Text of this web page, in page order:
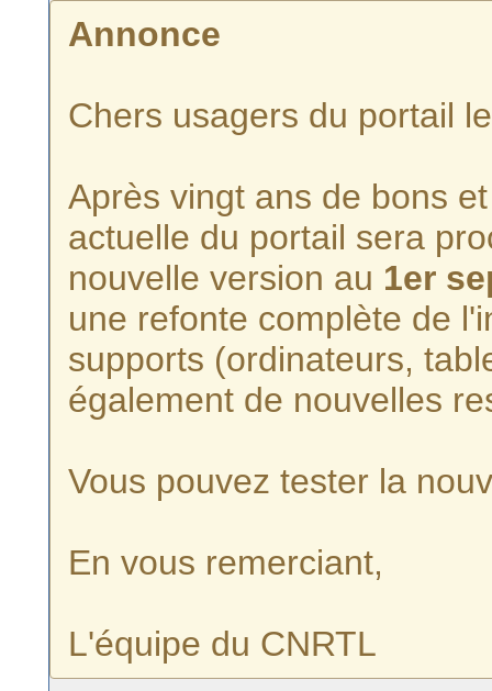
Annonce
Chers usagers du portail
Après vingt ans de bons
actuelle du portail sera
nouvelle version au 1er
une refonte complète de
supports (ordinateurs,
également de nouvelles
Vous pouvez tester la
En vous remerciant,
L'équipe du CNRTL